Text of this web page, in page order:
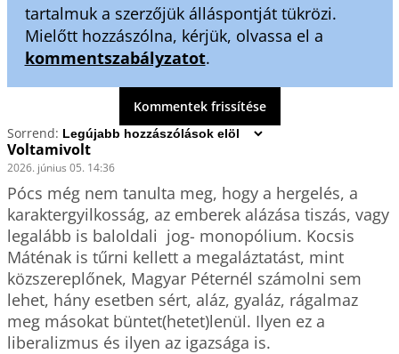
tartalmuk a szerzőjük álláspontját tükrözi.
Mielőtt hozzászólna, kérjük, olvassa el a
kommentszabályzatot.
Kommentek frissítése
Sorrend:
Voltamivolt
2026. június 05. 14:36
Pócs még nem tanulta meg, hogy a hergelés, a
karaktergyilkosság, az emberek alázása tiszás, vagy
legalább is baloldali  jog- monopólium. Kocsis
Máténak is tűrni kellett a megaláztatást, mint
közszereplőnek, Magyar Péternél számolni sem
lehet, hány esetben sért, aláz, gyaláz, rágalmaz
meg másokat büntet(hetet)lenül. Ilyen ez a
liberalizmus és ilyen az igazsága is.